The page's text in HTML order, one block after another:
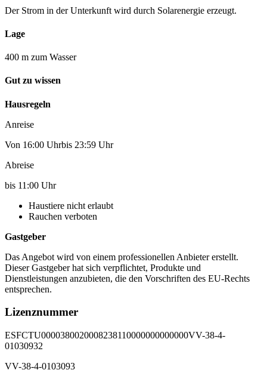
Der Strom in der Unterkunft wird durch Solarenergie erzeugt.
Lage
400 m zum Wasser
Gut zu wissen
Hausregeln
Anreise
Von 16:00 Uhrbis 23:59 Uhr
Abreise
bis 11:00 Uhr
Haustiere nicht erlaubt
Rauchen verboten
Gastgeber
Das Angebot wird von einem professionellen Anbieter erstellt.
Dieser Gastgeber hat sich verpflichtet, Produkte und
Dienstleistungen anzubieten, die den Vorschriften des EU-Rechts
entsprechen.
Lizenznummer
ESFCTU0000380020008238110000000000000VV-38-4-
01030932
VV-38-4-0103093